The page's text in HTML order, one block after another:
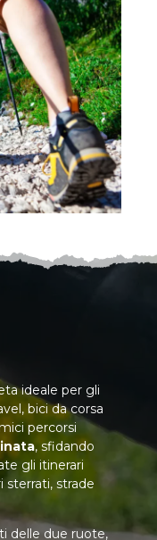
ideale per gli
bici da corsa
percorsi
, sfidando
gli itinerari
sterrati, strade
delle due ruote,